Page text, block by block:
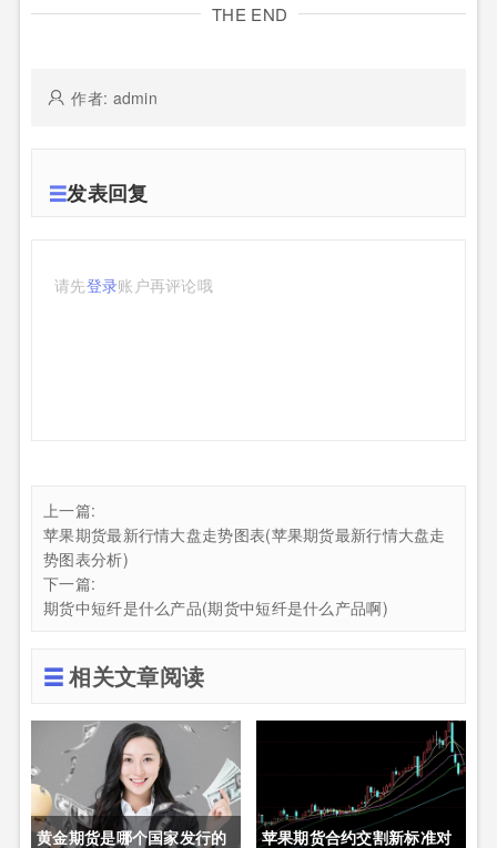
THE END
作者: admin
发表回复
请先登录账户再评论哦
上一篇:
苹果期货最新行情大盘走势图表(苹果期货最新行情大盘走
势图表分析)
下一篇:
期货中短纤是什么产品(期货中短纤是什么产品啊)
相关文章阅读
黄金期货是哪个国家发行的
苹果期货合约交割新标准对